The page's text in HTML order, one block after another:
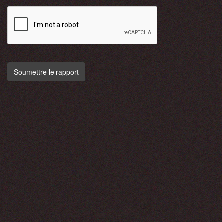
Soumettre le rapport